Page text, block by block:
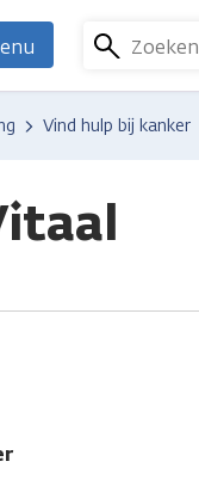
Zoeken
Vind hulp bij kanker